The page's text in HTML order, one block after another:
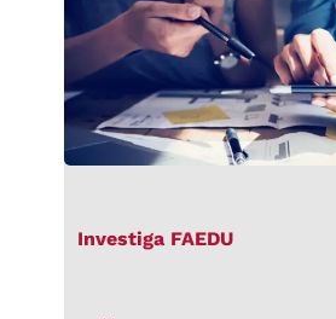
Investiga FAEDU